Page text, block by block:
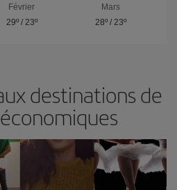
Février
29º/ 23º
Mars
28º / 23º
destinations de